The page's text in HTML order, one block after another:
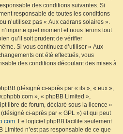
des conditions suivantes. Si
responsable de toutes les conditions
n’utilisez pas « Aux cadrans solaires ».
quel moment et nous ferons tout
qu’il soit prudent de vérifier
Si vous continuez d’utiliser « Aux
ont été effectués, vous
des conditions découlant des mises à
(désigné ci-après par « ils », « eux »,
», « phpBB Limited »,
libre de forum, déclaré sous la licence «
(désigné ci-après par « GPL ») et qui peut
. Le logiciel phpBB facilite seulement
Limited n’est pas responsable de ce que